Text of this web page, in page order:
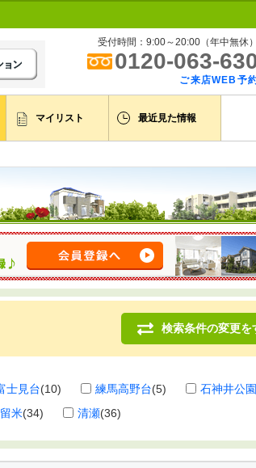
受付時間：9:00～20:00（年中無休）
0120-063-
ご来店WEB予
マイリスト 最近見た情報
検索条件の変更を
士見台(10) 練馬高野台(5) 石神井公園
米(34) 清瀬(36)